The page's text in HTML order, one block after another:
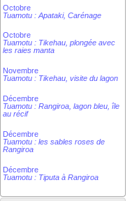
Octobre
Tuamotu : Apataki, Carénage
Octobre
Tuamotu : Tikehau, plongée avec
les raies manta
Novembre
Tuamotu : Tikehau, visite du lagon
Décembre
Tuamotu : Rangiroa, lagon bleu, île
au récif
Décembre
Tuamotu : les sables roses de
Rangiroa
Décembre
Tuamotu : Tiputa à Rangiroa